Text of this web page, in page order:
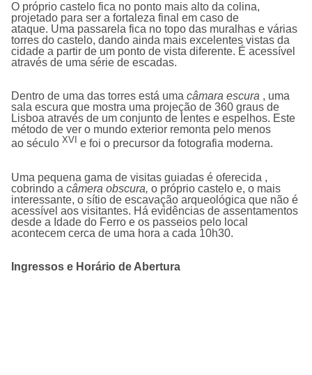
O próprio castelo fica no ponto mais alto da colina,
projetado para ser a fortaleza final em caso de
ataque. Uma passarela fica no topo das muralhas e várias
torres do castelo, dando ainda mais excelentes vistas da
cidade a partir de um ponto de vista diferente. É acessível
através de uma série de escadas.
Dentro de uma das torres está uma câmara escura , uma
sala escura que mostra uma projeção de 360 graus de
Lisboa através de um conjunto de lentes e espelhos. Este
método de ver o mundo exterior remonta pelo menos
ao século XVI e foi o precursor da fotografia moderna.
Uma pequena gama de visitas guiadas é oferecida ,
cobrindo a câmera obscura, o próprio castelo e, o mais
interessante, o sítio de escavação arqueológica que não é
acessível aos visitantes. Há evidências de assentamentos
desde a Idade do Ferro e os passeios pelo local
acontecem cerca de uma hora a cada 10h30.
Ingressos e Horário de Abertura